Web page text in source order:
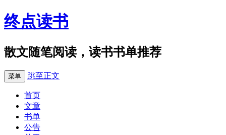
终点读书
散文随笔阅读，读书书单推荐
菜单 跳至正文
首页
文章
书单
公告